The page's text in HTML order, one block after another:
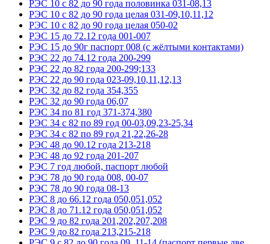
РЭС 10 с 82 до 90 года половинка 031-08,13
РЭС 10 с 82 до 90 года целая 031-09,10,11,12
РЭС 10 с 82 до 90 года целая 050-02
РЭС 15 до 72.12 года 001-007
РЭС 15 до 90г паспорт 008 (с жёлтыми контактами)
РЭС 22 до 74.12 года 200-299
РЭС 22 до 82 года 200-299;133
РЭС 22 до 90 года 023-09,10,11,12,13
РЭС 32 до 82 года 354,355
РЭС 32 до 90 года 06,07
РЭС 34 по 81 год 371-374,380
РЭС 34 с 82 по 89 год 00-03,09,23-25,34
РЭС 34 с 82 по 89 год 21,22,26-28
РЭС 48 до 90.12 года 213-218
РЭС 48 до 92 года 201-207
РЭС 7 год любой, паспорт любой
РЭС 78 до 90 года 008, 00-07
РЭС 78 до 90 года 08-13
РЭС 8 до 66.12 года 050,051,052
РЭС 8 до 71.12 года 050,051,052
РЭС 9 до 82 года 201,202,207,208
РЭС 9 до 82 года 213,215-218